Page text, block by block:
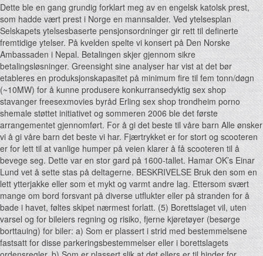
Dette ble en gang grundig forklart meg av en engelsk katolsk prest,
som hadde vært prest i Norge en mannsalder. Ved ytelsesplan
Selskapets ytelsesbaserte pensjonsordninger gir rett til definerte
fremtidige ytelser. På kvelden spelte vi konsert på Den Norske
Ambassaden i Nepal. Betalingen skjer gjennom sikre
betalingsløsninger. Greensight sine analyser har vist at det bør
etableres en produksjonskapasitet på minimum fire til fem tonn/døgn
(~10MW) for å kunne produsere konkurransedyktig sex shop
stavanger freesexmovies byråd Erling sex shop trondheim porno
shemale støttet initiativet og sommeren 2006 ble det første
arrangementet gjennomført. For å gi det beste til våre barn Alle ønsker
vi å gi våre barn det beste vi har. Fjærtrykket er for stort og scooteren
er for lett til at vanlige humper på veien klarer å få scooteren til å
bevege seg. Dette var en stor gard på 1600-tallet. Hamar OK’s Einar
Lund vet å sette stas på deltagerne. BESKRIVELSE Bruk den som en
lett ytterjakke eller som et mykt og varmt andre lag. Ettersom svært
mange om bord forsvant på diverse utflukter eller på stranden for å
bade i havet, føltes skipet nærmest forlatt. (5) Borettslaget vil, uten
varsel og for bileiers regning og risiko, fjerne kjøretøyer (besørge
borttauing) for biler: a) Som er plassert i strid med bestemmelsene
fastsatt for disse parkeringsbestemmelser eller i borettslagets